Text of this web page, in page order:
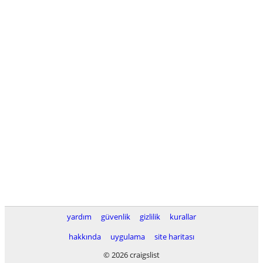
yardım güvenlik gizlilik
kurallar
hakkında
uygulama
site haritası
© 2026 craigslist